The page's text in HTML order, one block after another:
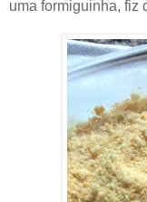
uma formiguinha, fiz